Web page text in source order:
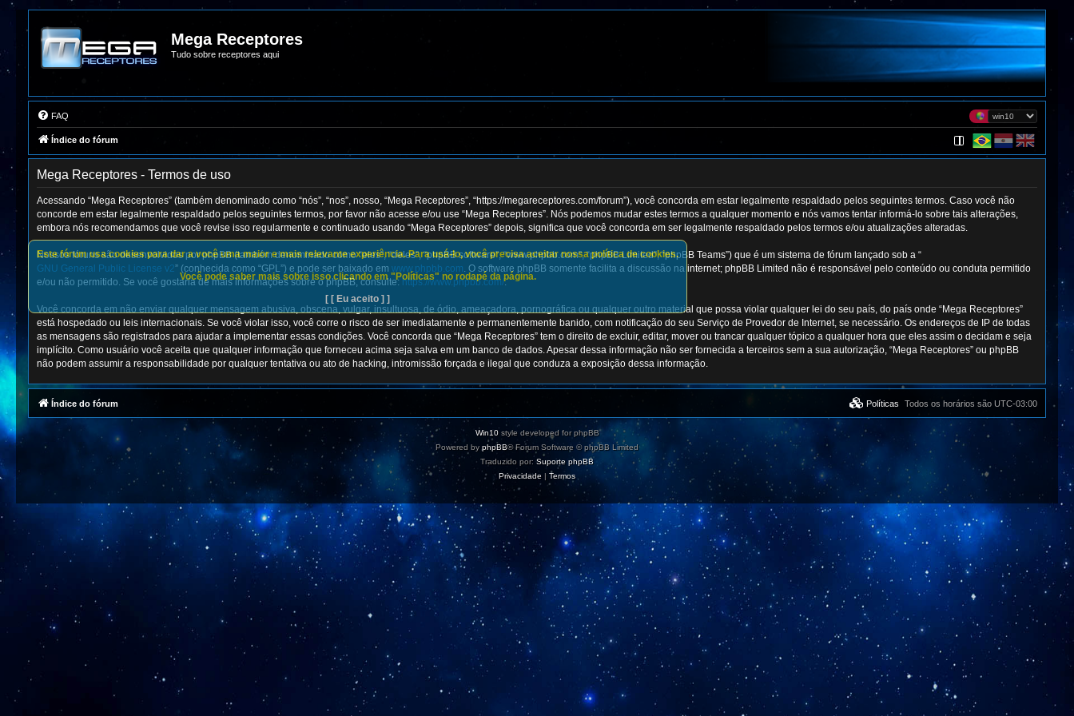
Mega Receptores
Tudo sobre receptores aqui
FAQ
Índice do fórum
Mega Receptores - Termos de uso
Acessando “Mega Receptores” (também denominado como “nós”, “nos”, nosso, “Mega Receptores”, “https://megareceptores.com/forum”), você concorda em estar legalmente respaldado pelos seguintes termos. Caso você não
concorde em estar legalmente respaldado pelos seguintes termos, por favor não acesse e/ou use “Mega Receptores”. Nós podemos mudar estes termos a qualquer momento e nós vamos tentar informá-lo sobre tais alterações,
embora nós recomendamos que você revise isso regularmente e continuado usando “Mega Receptores” depois, significa que você concorda em ser legalmente respaldado pelos termos e/ou atualizações alteradas.
Nossos fóruns são desenvolvidos por phpBB (também denominado como “eles”, “deles”, “phpBB software”, “www.phpbb.com”, “phpBB Limited”, “phpBB Teams”) que é um sistema de fórum lançado sob a “
GNU General Public License v2” (conhecida como “GPL”) e pode ser baixado em www.phpbb.com. O software phpBB somente facilita a discussão na internet; phpBB Limited não é responsável pelo conteúdo ou conduta permitido
e/ou não permitido. Se você gostaria de mais informações sobre o phpBB, consulte: https://www.phpbb.com/.
Você concorda em não enviar qualquer mensagem abusiva, obscena, vulgar, insultuosa, de ódio, ameaçadora, pornográfica ou qualquer outro material que possa violar qualquer lei do seu país, do país onde “Mega Receptores”
está hospedado ou leis internacionais. Se você violar isso, você corre o risco de ser imediatamente e permanentemente banido, com notificação do seu Serviço de Provedor de Internet, se necessário. Os endereços de IP de todas
as mensagens são registrados para ajudar a implementar essas condições. Você concorda que “Mega Receptores” tem o direito de excluir, editar, mover ou trancar qualquer tópico a qualquer hora que eles assim o decidam e seja
implícito. Como usuário você aceita que qualquer informação que forneceu acima seja salva em um banco de dados. Apesar dessa informação não ser fornecida a terceiros sem a sua autorização, “Mega Receptores” ou phpBB
não podem assumir a responsabilidade por qualquer tentativa ou ato de hacking, intromissão forçada e ilegal que conduza a exposição dessa informação.
Este fórum usa cookies para dar a você uma maior e mais relevante experiência. Para usá-lo, você precisa aceitar nossa política de cookies.
Você pode saber mais sobre isso clicando em "Políticas" no rodapé da página.
[ [ Eu aceito ] ]
Índice do fórum Todos os horários são UTC-03:00
Políticas
Win10style developed for phpBB
Powered by phpBB® Forum Software © phpBB Limited
Traduzido por: Suporte phpBB
Privacidade | Termos